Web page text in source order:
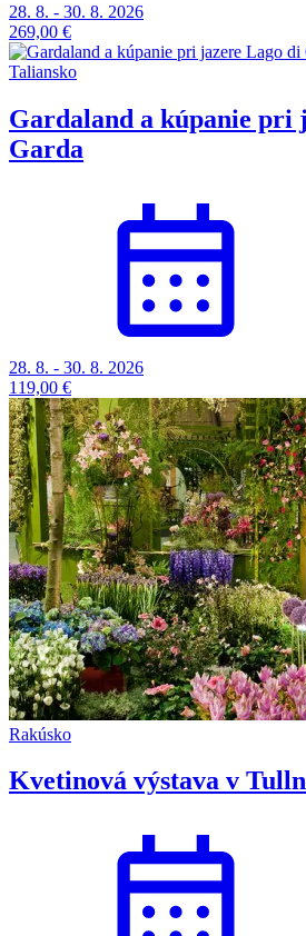
28. 8. - 30. 8. 2026
269,00 €
Taliansko
Gardaland a kúpanie pri
Garda
28. 8. - 30. 8. 2026
119,00 €
Rakúsko
Kvetinová výstava v